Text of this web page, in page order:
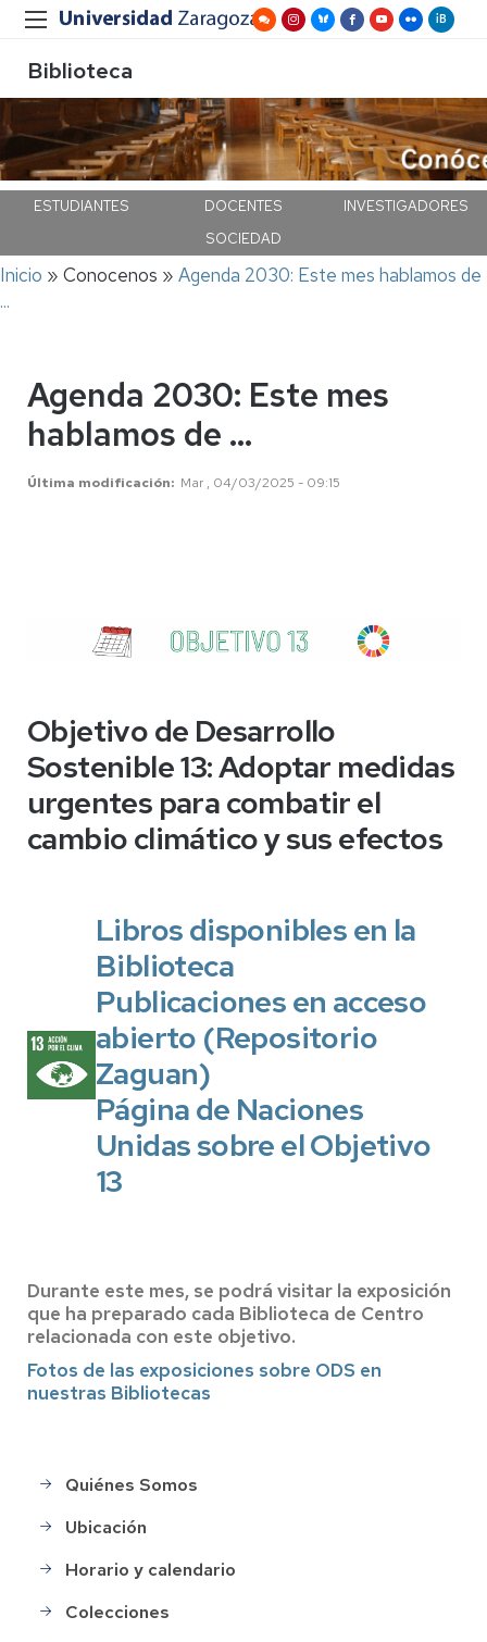
Biblioteca
ESTUDIANTES DOCENTES
INVESTIGADORES
SOCIEDAD
Ruta
de
Inicio Conocenos
Agenda 2030: Este mes hablamos de
...
Agenda 2030: Este mes
hablamos de ...
Última modificación Mar , 04/03/2025 - 09:15
Objetivo de Desarrollo
Sostenible 13:Adoptar medidas
urgentes para combatir el
cambio climático y sus efectos
Libros disponibles en la
Biblioteca
Publicacionesen acceso
abierto (Repositorio
Zaguan)
Página de Naciones
Unidas sobre el Objetivo
13
Durante este mes, se podrá visitar la exposición
que ha preparado cada Biblioteca de Centro
relacionada con este objetivo.
Fotos de las exposiciones sobre ODS en
nuestras Bibliotecas
Menu_Gestion_Organización
Quiénes Somos
Ubicación
Horario y calendario
Colecciones